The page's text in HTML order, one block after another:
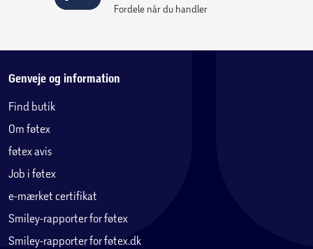
Fordele når du handler
Genveje og information
Find butik
Om føtex
føtex avis
Job i føtex
e-mærket certifikat
Smiley-rapporter for føtex
Smiley-rapporter for føtex.dk